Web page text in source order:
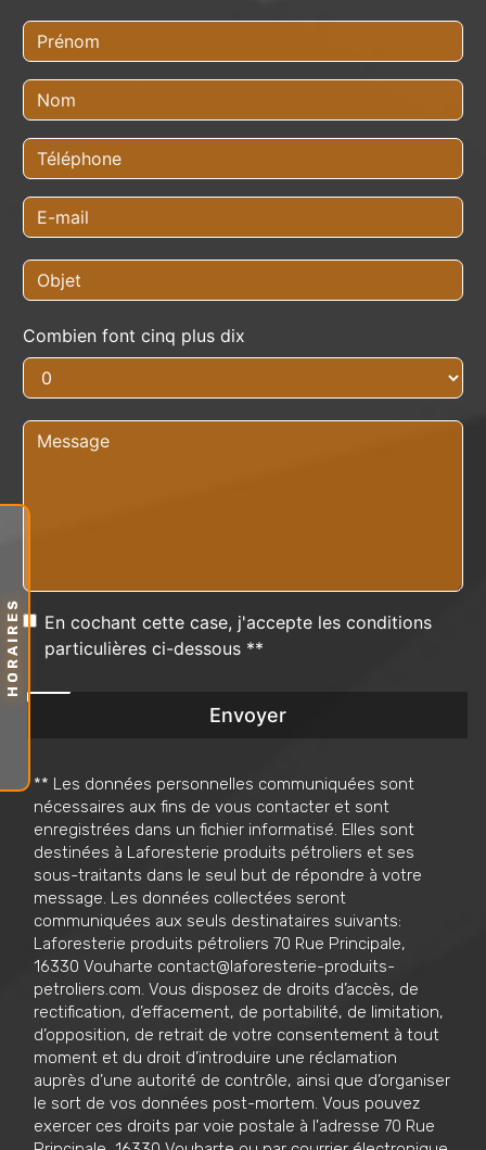
HORAIRES
Combien font cinq plus dix
En cochant cette case, j'accepte les conditions
particulières ci-dessous **
Envoyer
** Les données personnelles communiquées sont
nécessaires aux fins de vous contacter et sont
enregistrées dans un fichier informatisé. Elles sont
destinées à Laforesterie produits pétroliers et ses
sous-traitants dans le seul but de répondre à votre
message. Les données collectées seront
communiquées aux seuls destinataires suivants:
Laforesterie produits pétroliers 70 Rue Principale,
16330 Vouharte contact@laforesterie-produits-
petroliers.com. Vous disposez de droits d’accès, de
rectification, d’effacement, de portabilité, de limitation,
d’opposition, de retrait de votre consentement à tout
moment et du droit d’introduire une réclamation
auprès d’une autorité de contrôle, ainsi que d’organiser
le sort de vos données post-mortem. Vous pouvez
exercer ces droits par voie postale à l'adresse 70 Rue